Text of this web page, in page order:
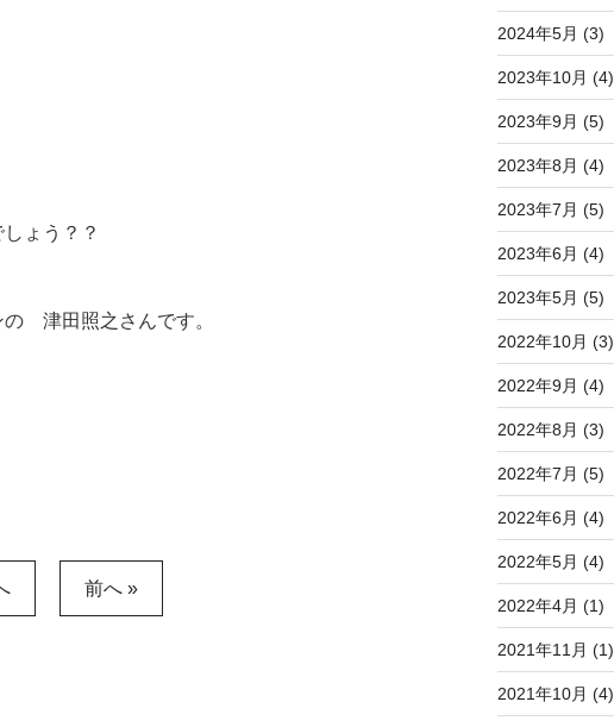
ょう？？
津田照之さんです。
前へ »
2024年5月 (3)
2023年10月 (4)
2023年9月 (5)
2023年8月 (4)
2023年7月 (5)
2023年6月 (4)
2023年5月 (5)
2022年10月 (3)
2022年9月 (4)
2022年8月 (3)
2022年7月 (5)
2022年6月 (4)
2022年5月 (4)
2022年4月 (1)
2021年11月 (1)
2021年10月 (4)